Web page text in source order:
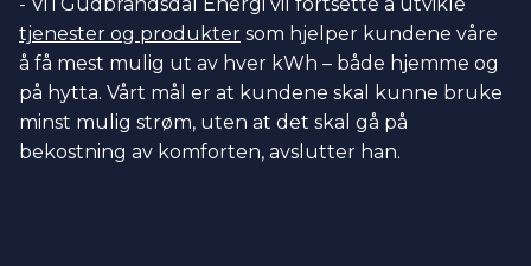
tjenester og produkter som hjelper kundene våre
å få mest mulig ut av hver kWh – både hjemme og
på hytta. Vårt mål er at kundene skal kunne bruke
minst mulig strøm, uten at det skal gå på
bekostning av komforten, avslutter han.